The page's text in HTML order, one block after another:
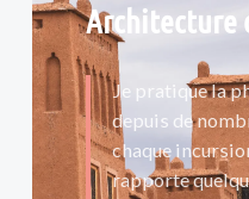
Architecture
Je pratique la
depuis de
chaque
rapporte